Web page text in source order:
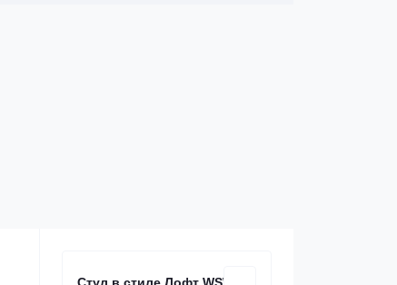
Стул в стиле Лофт WSW-23